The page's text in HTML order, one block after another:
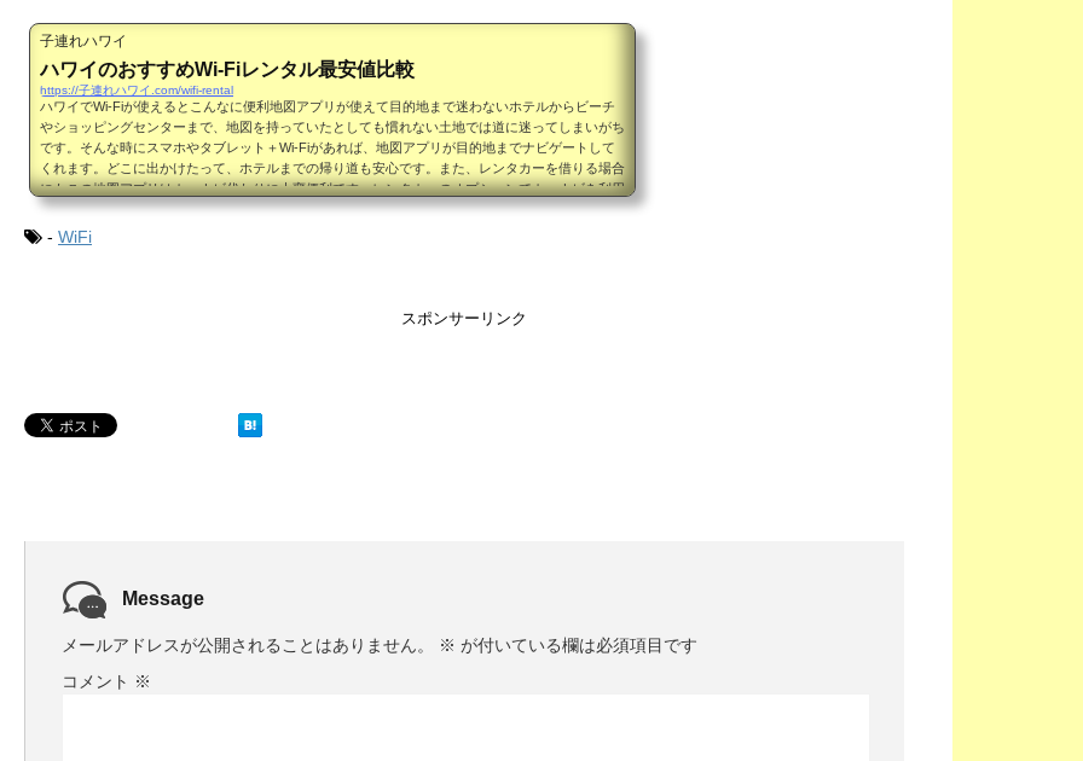
子連れハワイ
ハワイのおすすめWi-Fiレンタル最安値比較
https://子連れハワイ.com/wifi-rental
ハワイでWi-Fiが使えるとこんなに便利地図アプリが使えて目的地まで迷わないホテルからビーチ
やショッピングセンターまで、地図を持っていたとしても慣れない土地では道に迷ってしまいがち
です。そんな時にスマホやタブレット＋Wi-Fiがあれば、地図アプリが目的地までナビゲートして
くれます。どこに出かけたって、ホテルまでの帰り道も安心です。また、レンタカーを借りる場合
にもこの地図アプリはカーナビ代わりに大変便利です。レンタカーのオプションでカーナビを利用
すると、１日１５ドル程度必要ですが、この地図アプリがあれば...
- WiFi
スポンサーリンク
Message
メールアドレスが公開されることはありません。 ※ が付いている欄は必須項目です
コメント ※